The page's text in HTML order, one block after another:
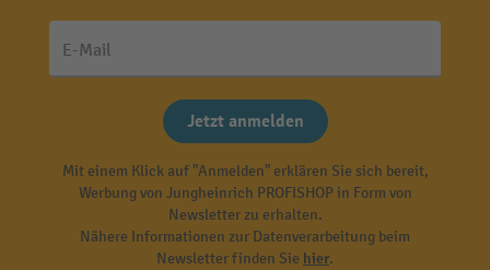
E-Mail
Jetzt anmelden
Mit einem Klick auf "Anmelden" erklären Sie sich bereit,
Werbung von Jungheinrich PROFISHOP in Form von
Newsletter zu erhalten.
Nähere Informationen zur Datenverarbeitung beim
Newsletter finden Sie hier.